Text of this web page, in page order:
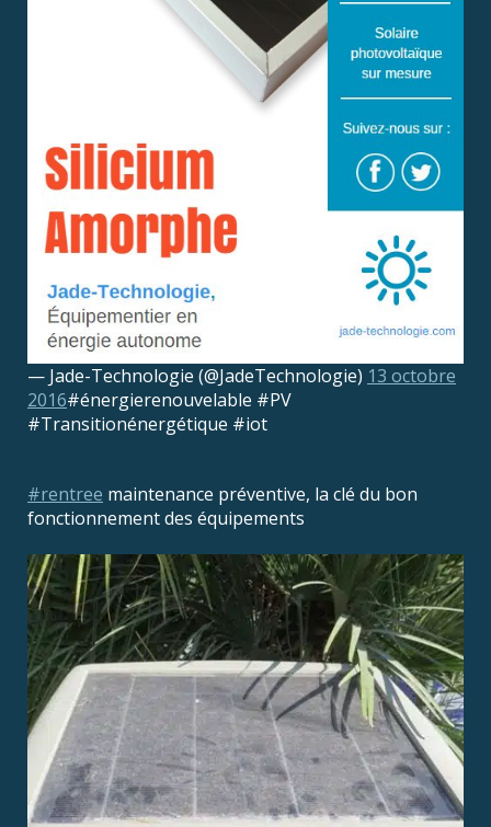
— Jade-Technologie (@JadeTechnologie) 13 octobre
2016#énergierenouvelable #PV
#Transitionénergétique #iot
#rentree maintenance préventive, la clé du bon
fonctionnement des équipements